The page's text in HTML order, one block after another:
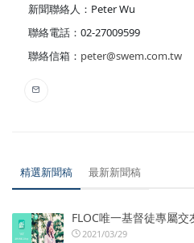
新聞聯絡人：Peter Wu
聯絡電話：02-27009599
聯絡信箱： peter@swem.com.tw
精選新聞稿 最新新聞稿
FLOC唯一基督徒專屬
2021/03/29